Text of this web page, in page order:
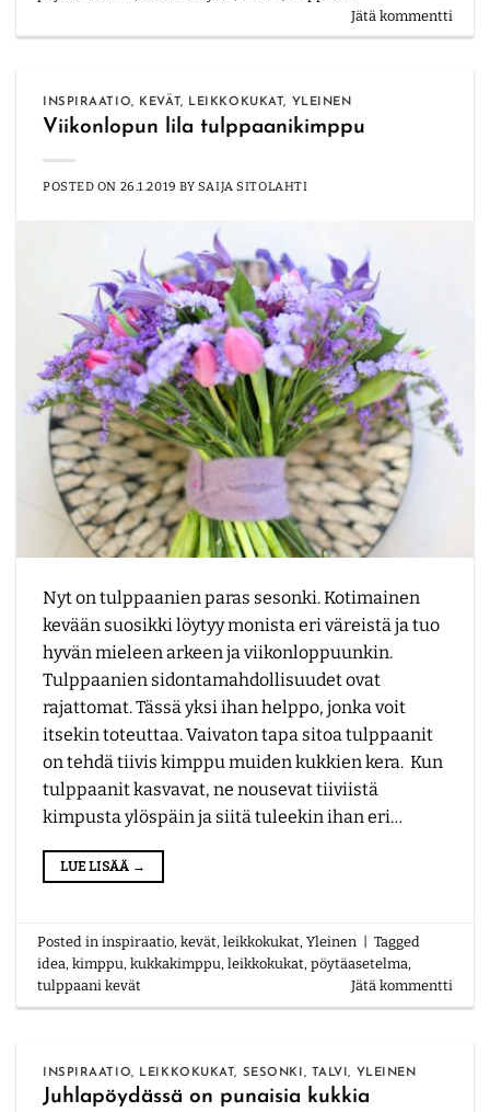
Jätä kommentti
INSPIRAATIO, KEVÄT, LEIKKOKUKAT, YLEINEN
Viikonlopun lila tulppaanikimppu
POSTED ON 26.1.2019 BY SAIJA SITOLAHTI
Nyt on tulppaanien paras sesonki. Kotimainen
kevään suosikki löytyy monista eri väreistä ja tuo
hyvän mieleen arkeen ja viikonloppuunkin.
Tulppaanien sidontamahdollisuudet ovat
rajattomat. Tässä yksi ihan helppo, jonka voit
itsekin toteuttaa. Vaivaton tapa sitoa tulppaanit
on tehdä tiivis kimppu muiden kukkien kera. Kun
tulppaanit kasvavat, ne nousevat tiiviistä
kimpusta ylöspäin ja siitä tuleekin ihan eri…
LUE LISÄÄ →
Posted ininspiraatio,kevät,leikkokukat,Yleinen
Tagged
idea,kimppu,kukkakimppu,leikkokukat,pöytäasetelma,
tulppaani kevät
Jätä kommentti
INSPIRAATIO, LEIKKOKUKAT, SESONKI , TALVI, YLEINEN
Juhlapöydässä on punaisia kukkia